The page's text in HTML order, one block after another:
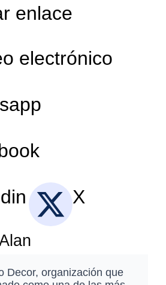
enlace
electrónico
X
Decor, organización que